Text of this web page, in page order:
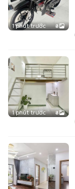
1 phút trước 8
1 phút trước 8